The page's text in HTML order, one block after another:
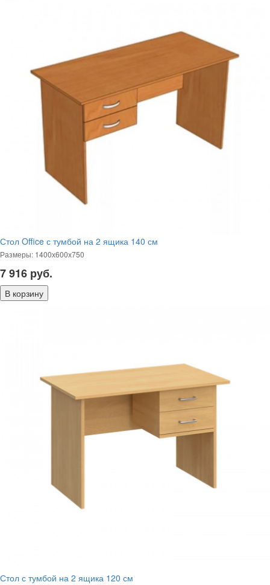
Стол Office с тумбой на 2 ящика 140 см
Размеры: 1400х600х750
7 916 руб.
Стол с тумбой на 2 ящика 120 см